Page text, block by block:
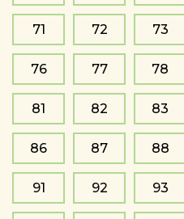
71 72 73
76 77 78
81 82 83
86 87 88
91 92 93